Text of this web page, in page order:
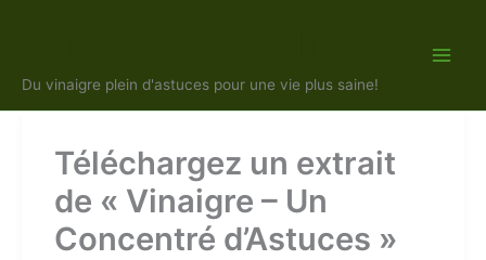
Du vinaigre plein d'astuces pour une vie plus saine!
Téléchargez un extrait
de « Vinaigre – Un
Concentré d’Astuces »